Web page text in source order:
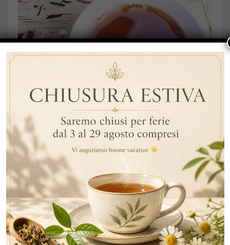
APR
06
TÈ DETEINATO: LE CARATTERISTICHE E LE
PROPRIETÀ